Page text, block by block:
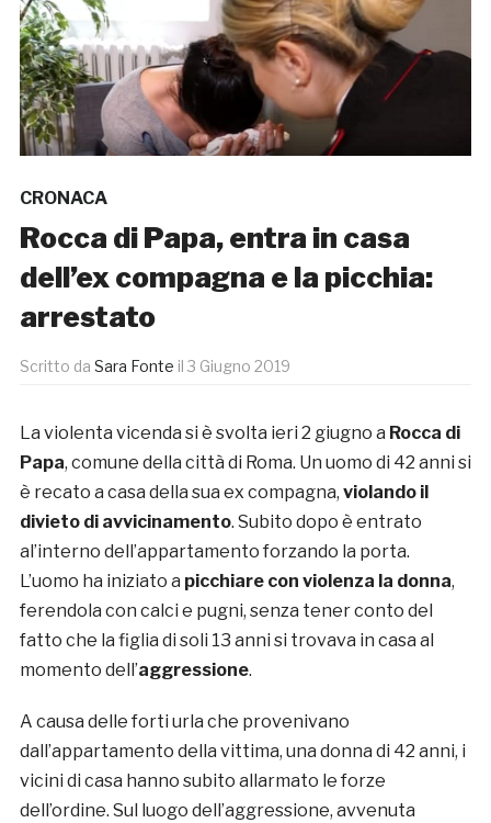
CRONACA
Rocca di Papa, entra in casa
dell’ex compagna e la picchia:
arrestato
Scritto da Sara Fonte il 3 Giugno 2019
La violenta vicenda si è svolta ieri 2 giugno a Rocca di
Papa, comune della città di Roma. Un uomo di 42 anni si
è recato a casa della sua ex compagna, violando il
divieto di avvicinamento. Subito dopo è entrato
al’interno dell’appartamento forzando la porta.
L’uomo ha iniziato a picchiare con violenza la donna,
ferendola con calci e pugni, senza tener conto del
fatto che la figlia di soli 13 anni si trovava in casa al
momento dell’aggressione.
A causa delle forti urla che provenivano
dall’appartamento della vittima, una donna di 42 anni, i
vicini di casa hanno subito allarmato le forze
dell’ordine. Sul luogo dell’aggressione, avvenuta